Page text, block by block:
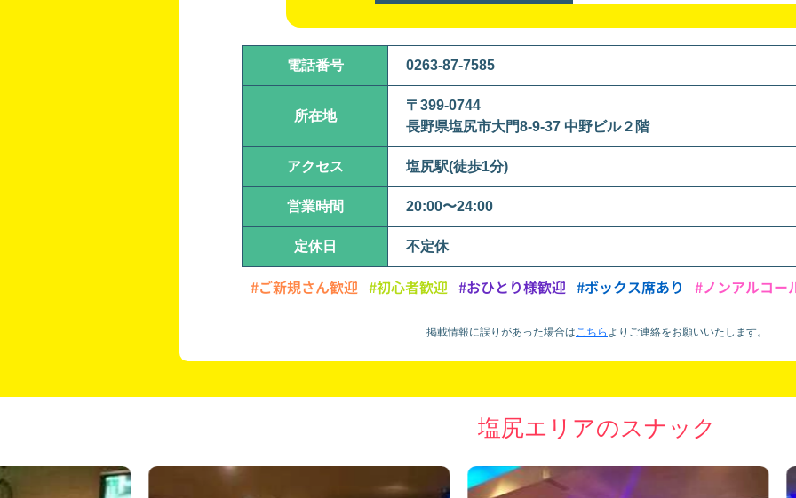
電話番号 0263-87-7585
所在地
〒399-0744
長野県塩尻市大門8-9-37 中野ビル２階
アクセス 塩尻駅(徒歩1分)
営業時間 20:00〜24:00
定休日 不定休
#ご新規さん歓迎 #初心者歓迎 #おひとり様歓迎 #ボックス席あり #ノンアルコー
掲載情報に誤りがあった場合はこちら より ご連絡をお願いいたします。
塩尻エリアのスナック